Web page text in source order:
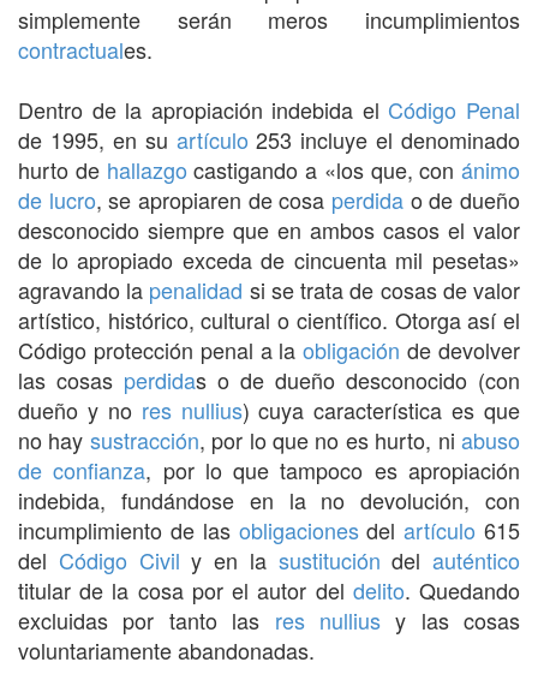
simplemente serán meros incumplimientos
contractuales.
Dentro de la apropiación indebida el Código Penal
de 1995, en su artículo 253 incluye el denominado
hurto de hallazgo castigando a «los que, con ánimo
de lucro, se apropiaren de cosa perdida o de dueño
desconocido siempre que en ambos casos el valor
de lo apropiado exceda de cincuenta mil pesetas»
agravando la penalidad si se trata de cosas de valor
artístico, histórico, cultural o científico. Otorga así el
Código protección penal a laobligación de devolver
las cosas perdidas o de dueño desconocido (con
dueño y no res nullius) cuya característica es que
no hay sustracción, por lo que no es hurto, niabuso
de confianza, por lo que tampoco es apropiación
indebida, fundándose en la no devolución, con
incumplimiento de las obligacionesdelartículo 615
del Código Civil y en la sustitución del auténtico
titular de la cosa por el autor del delito. Quedando
excluidas por tanto las res nulliusy las cosas
voluntariamente abandonadas.